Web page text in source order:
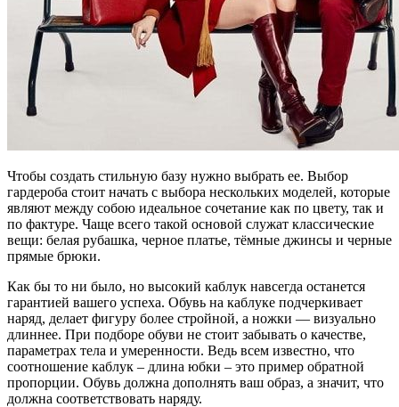
Чтобы создать стильную базу нужно выбрать ее. Выбор
гардероба стоит начать с выбора нескольких моделей, которые
являют между собою идеальное сочетание как по цвету, так и
по фактуре. Чаще всего такой основой служат классические
вещи: белая рубашка, черное платье, тёмные джинсы и черные
прямые брюки.
Как бы то ни было, но высокий каблук навсегда останется
гарантией вашего успеха. Обувь на каблуке подчеркивает
наряд, делает фигуру более стройной, а ножки — визуально
длиннее. При подборе обуви не стоит забывать о качестве,
параметрах тела и умеренности. Ведь всем известно, что
соотношение каблук – длина юбки – это пример обратной
пропорции. Обувь должна дополнять ваш образ, а значит, что
должна соответствовать наряду.